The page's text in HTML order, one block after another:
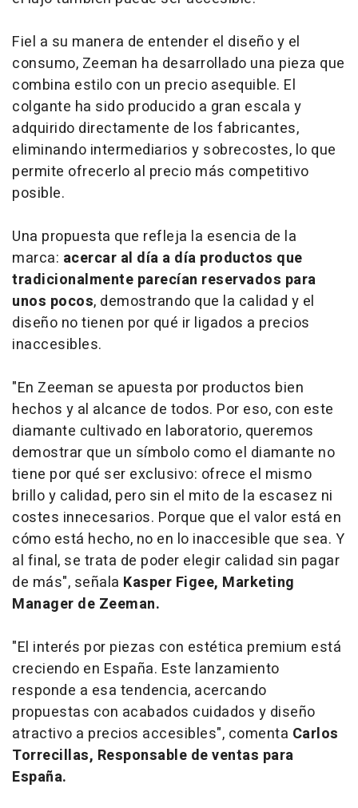
Fiel a su manera de entender el diseño y el
consumo, Zeeman ha desarrollado una pieza que
combina estilo con un precio asequible. El
colgante ha sido producido a gran escala y
adquirido directamente de los fabricantes,
eliminando intermediarios y sobrecostes, lo que
permite ofrecerlo al precio más competitivo
posible.
Una propuesta que refleja la esencia de la
marca: acercar al día a día productos que
tradicionalmente parecían reservados para
unos pocos, demostrando que la calidad y el
diseño no tienen por qué ir ligados a precios
inaccesibles.
"En Zeeman se apuesta por productos bien
hechos y al alcance de todos. Por eso, con este
diamante cultivado en laboratorio, queremos
demostrar que un símbolo como el diamante no
tiene por qué ser exclusivo: ofrece el mismo
brillo y calidad, pero sin el mito de la escasez ni
costes innecesarios. Porque que el valor está en
cómo está hecho, no en lo inaccesible que sea. Y
al final, se trata de poder elegir calidad sin pagar
de más", señala Kasper Figee, Marketing
Manager de Zeeman.
"El interés por piezas con estética premium está
creciendo en España. Este lanzamiento
responde a esa tendencia, acercando
propuestas con acabados cuidados y diseño
atractivo a precios accesibles", comenta Carlos
Torrecillas, Responsable de ventas para
España.